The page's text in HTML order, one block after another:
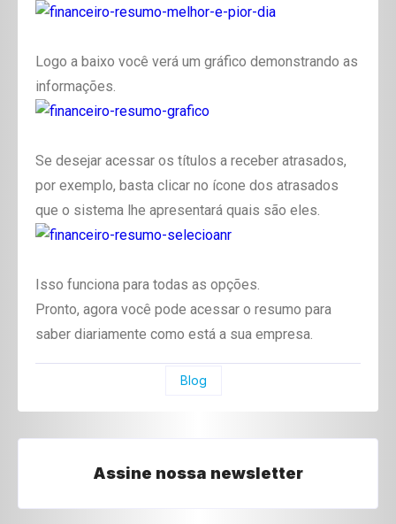
Logo a baixo você verá um gráfico demonstrando as
informações.
Se desejar acessar os títulos a receber atrasados,
por exemplo, basta clicar no ícone dos atrasados
que o sistema lhe apresentará quais são eles.
Isso funciona para todas as opções.
Pronto, agora você pode acessar o resumo para
saber diariamente como está a sua empresa.
Blog
Assine nossa newsletter